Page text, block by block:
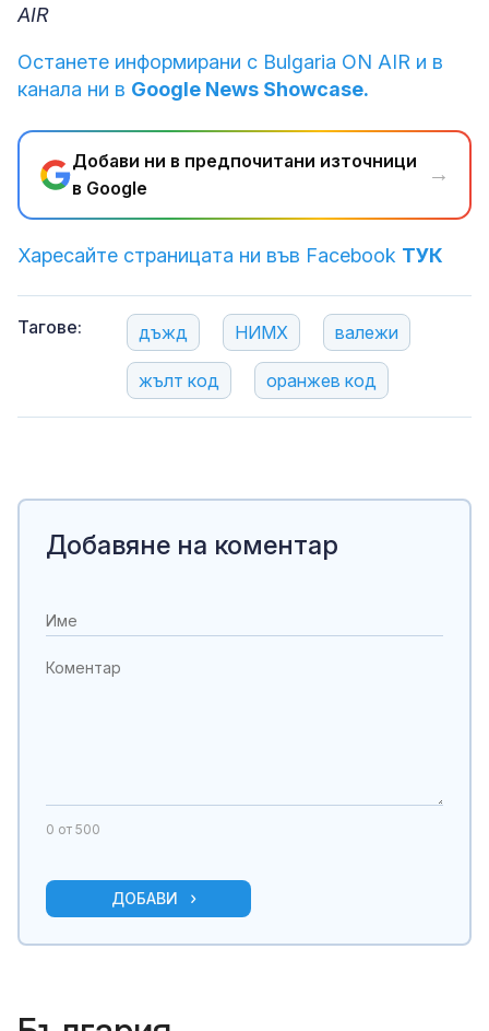
AIR
Останете информирани с Bulgaria ON AIR и в
канала ни в Google News Showcase.
Добави ни в предпочитани източници
в Google
→
Харесайте страницата ни във Facebook ТУК
Тагове: дъжд НИМХ валежи
жълт код оранжев код
Добавяне на коментар
0 от 500
ДОБАВИ